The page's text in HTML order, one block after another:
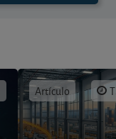
Artículo